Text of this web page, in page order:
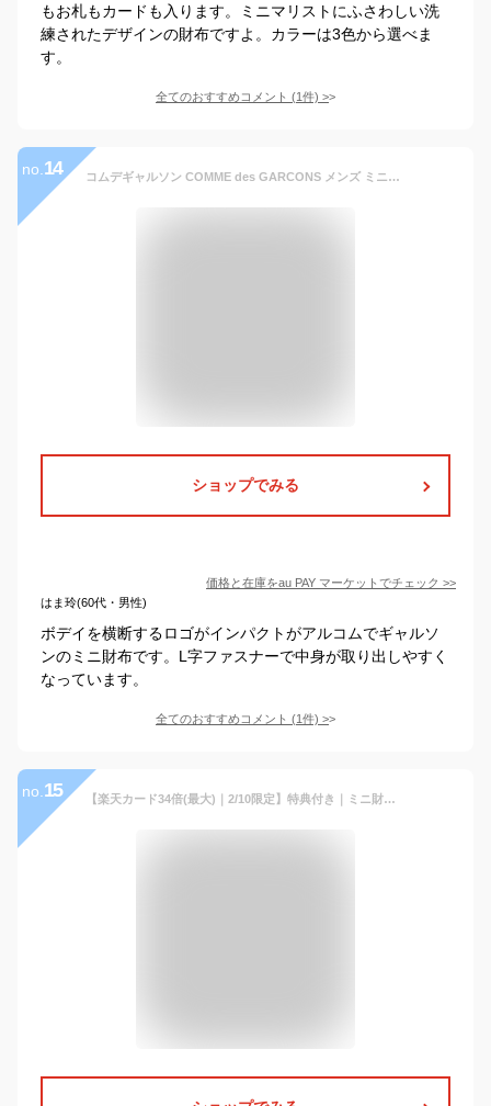
もお札もカードも入ります。ミニマリストにふさわしい洗
練されたデザインの財布ですよ。カラーは3色から選べま
す。
全てのおすすめコメント (1件) >
no. 14 コムデギャルソン COMME des GARCONS メンズ ミニ財布 ロゴ レザー L字ファスナー コインケース ブラック SA3100HL HUGE LOGO BLACK
ショップでみる
価格と在庫をau PAY マーケット でチェック >>
はま玲(60代・男性)
ボデイを横断するロゴがインパクトがアルコムでギャルソ
ンのミニ財布です。L字ファスナーで中身が取り出しやすく
なっています。
全てのおすすめコメント (1件) >
no. 15 【楽天カード34倍(最大)｜2/10限定】特典付き｜ミニ財布 メンズ ブランド 本革 三つ折り財布 ミニウォレット レディース アジリティ AGILITY 0518